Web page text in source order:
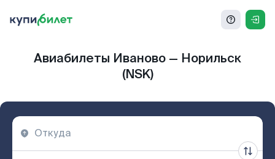
Авиабилеты Иваново — Норильск
(NSK)